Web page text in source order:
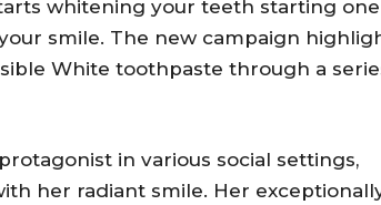
whitening your teeth starting one
smile. The new campaign
White toothpaste through a
in various social settings,
her radiant smile. Her